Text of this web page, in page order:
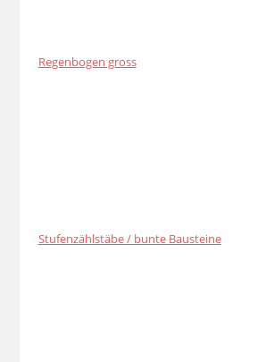
Regenbogen gross
Stufenzählstäbe / bunte Bausteine